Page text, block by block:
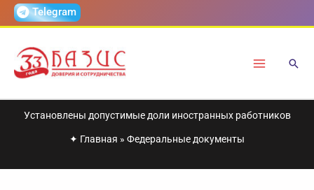
ПерейтиTelegram
Установлены допустимые доли иностранных работников
✦ Главная » Федеральные документы